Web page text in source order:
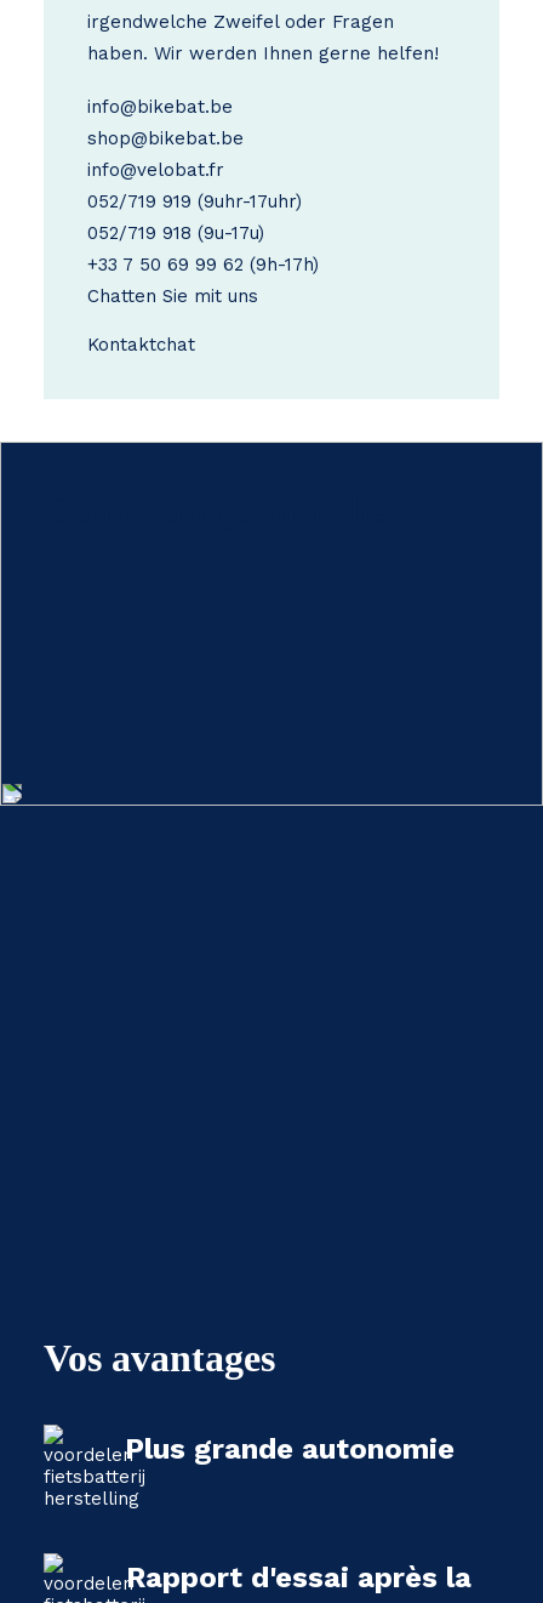
irgendwelche Zweifel oder Fragen
haben. Wir werden Ihnen gerne helfen!
info@bikebat.be
shop@bikebat.be
info@velobat.fr
052/719 919 (9uhr-17uhr)
052/719 918 (9u-17u)
+33 7 50 69 99 62 (9h-17h)
Chatten Sie mit uns
Kontaktchat
Vos avantages
Plus grande autonomie
Rapport d'essai après la